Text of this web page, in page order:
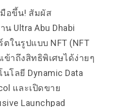
มือขึ้น! สัมผัส
Ultra Abu Dhabi
ในรูปแบบ NFT (NFT
ข้าถึงสิทธิพิเศษได้ง่ายๆ
โลยี Dynamic Data
และเปิดขาย
Launchpad